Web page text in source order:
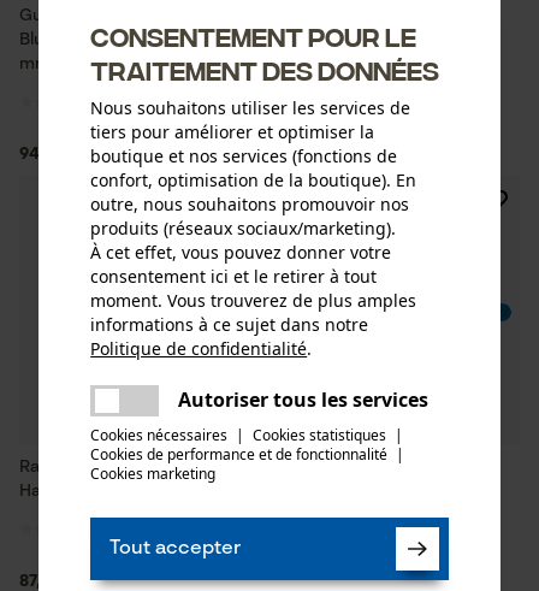
Guide Harvester IGGESUND
Blue Line standaard 404", 2.0
mm
94,90 €*
Guide
84,89 €*
Rail de guidage KOX Solid Star
Harvester JetFit 404 », 2.0 mm
87,89 €*
Guide Harvester IGGESUND
109,90 €*
Consentement pour le
traitement des données
Nous souhaitons utiliser les services de
tiers pour améliorer et optimiser la
boutique et nos services (fonctions de
confort, optimisation de la boutique). En
outre, nous souhaitons promouvoir nos
produits (réseaux sociaux/marketing).
À cet effet, vous pouvez donner votre
consentement ici et le retirer à tout
moment. Vous trouverez de plus amples
informations à ce sujet dans notre
Politique de confidentialité.
Autoriser tous les services
Cookies nécessaires | Cookies statistiques |
Cookies de performance et de fonctionnalité |
Cookies marketing
Tout accepter
Une erreur s'est produite. Veuillez
essayer encore.
partager
partager
mail